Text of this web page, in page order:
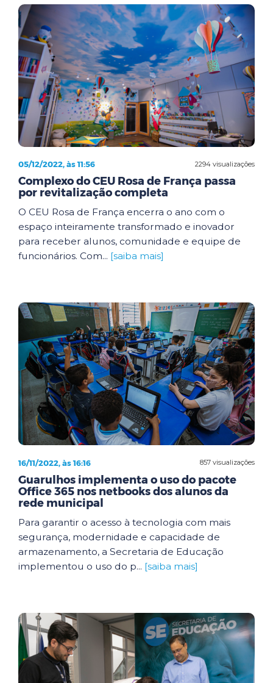
2294 visualizações
05/12/2022, às 11:56
Complexo do CEU Rosa de França passa
por revitalização completa
O CEU Rosa de França encerra o ano com o
espaço inteiramente transformado e inovador
para receber alunos, comunidade e equipe de
funcionários. Com... [saiba mais]
857 visualizações
16/11/2022, às 16:16
Guarulhos implementa o uso do pacote
Office 365 nos netbooks dos alunos da
rede municipal
Para garantir o acesso à tecnologia com mais
segurança, modernidade e capacidade de
armazenamento, a Secretaria de Educação
implementou o uso do p... [saiba mais]